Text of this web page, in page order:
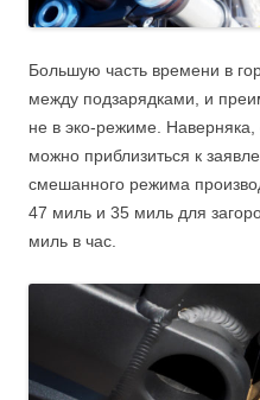
Большую часть времени в
между подзарядками, и
не в эко-режиме. Наверняка,
можно приблизиться к
смешанного режима
47 миль и 35 миль для
миль в час.